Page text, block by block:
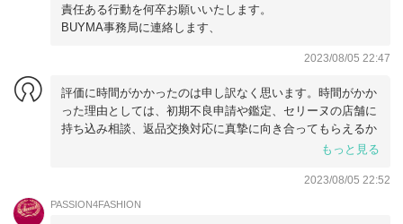
責任ある行動を何卒お願いいたします。
BUYMA事務局に連絡します、
2023/08/05 22:47
評価に時間がかかったのは申し訳なく思います。時間がかか
った理由としては、初期不良申請や鑑定、セリーヌの店舗に
持ち込み相談、返品交換対応に真摯に向き合ってもらえるか
「CELINE スモール カバ タイス ホワイトのレビュー・口コ
ミ」にてよごれ、毛玉、透明の糸のほつれが確認できるよう
もっと見る
2023/08/05 22:52
PASSION4FASHION